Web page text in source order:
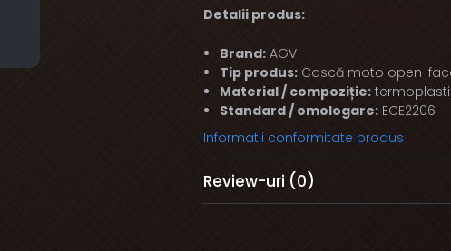
Detalii produs:
Brand:AGV
Tip produs:Cască moto open-
Material / compoziție:
Standard / omologare:ECE2206
Informatii conformitate produs
Review-uri (0)